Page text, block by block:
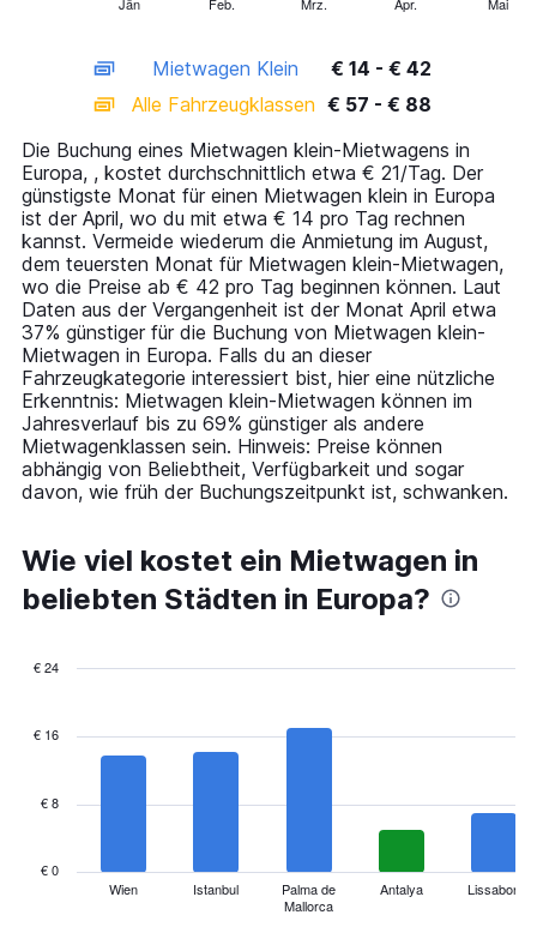
displaying
categories.
14
categories.
The
chart
has
1
Y
axis
displaying
values.
Range:
0
to
120.
Mietwagen Klein
€ 14 - € 42
Alle Fahrzeugklassen € 57 - € 88
Die Buchung eines Mietwagen klein-Mietwagens in
Europa, , kostet durchschnittlich etwa € 21/Tag. Der
günstigste Monat für einen Mietwagen klein in Europa
ist der April, wo du mit etwa € 14 pro Tag rechnen
kannst. Vermeide wiederum die Anmietung im August,
dem teuersten Monat für Mietwagen klein-Mietwagen,
wo die Preise ab € 42 pro Tag beginnen können. Laut
Daten aus der Vergangenheit ist der Monat April etwa
37% günstiger für die Buchung von Mietwagen klein-
Mietwagen in Europa. Falls du an dieser
Fahrzeugkategorie interessiert bist, hier eine nützliche
Erkenntnis: Mietwagen klein-Mietwagen können im
Jahresverlauf bis zu 69% günstiger als andere
Mietwagenklassen sein. Hinweis: Preise können
abhängig von Beliebtheit, Verfügbarkeit und sogar
davon, wie früh der Buchungszeitpunkt ist, schwanken.
Wie viel kostet ein Mietwagen in
beliebten Städten in Europa?
with
has
Wien Istanbul
Palma de
Mallorca
Antalya Lissabon
€ 0
€ 8
€ 16
€ 24